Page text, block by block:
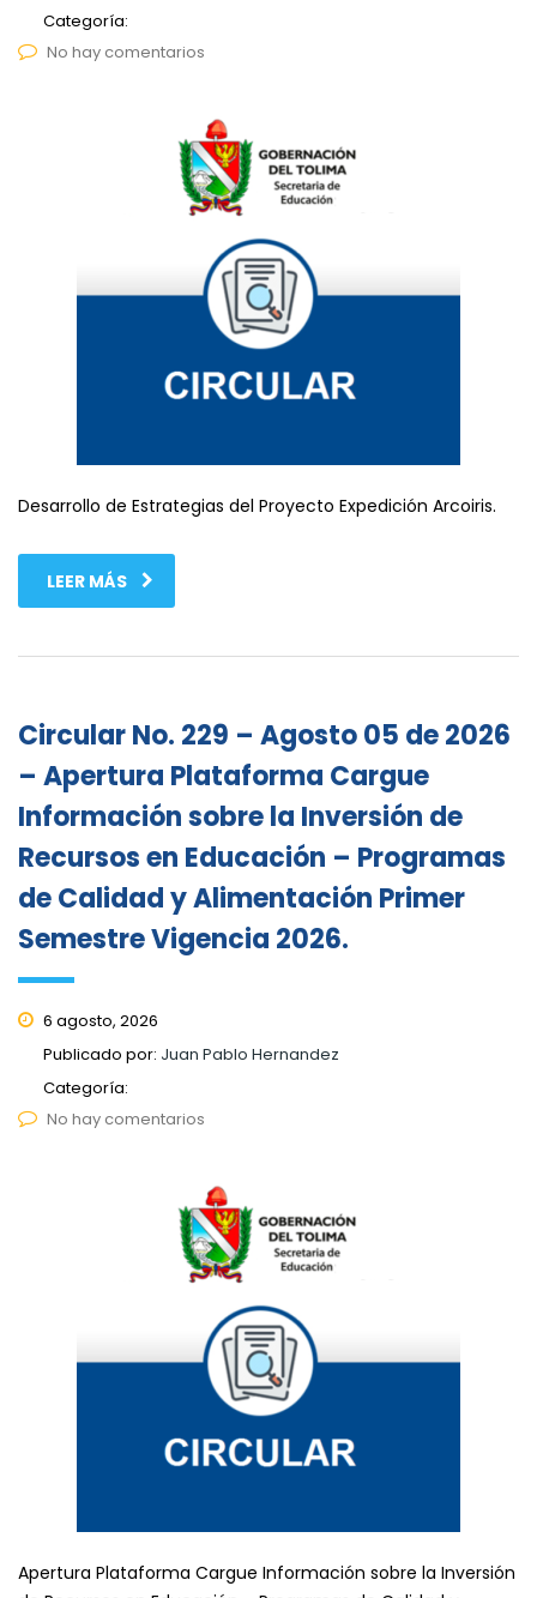
Categoría:
No hay comentarios
Desarrollo de Estrategias del Proyecto Expedición Arcoiris.
LEER MÁS
Circular No. 229 – Agosto 05 de 2026
– Apertura Plataforma Cargue
Información sobre la Inversión de
Recursos en Educación – Programas
de Calidad y Alimentación Primer
Semestre Vigencia 2026.
6 agosto, 2026
Publicado por: Juan Pablo Hernandez
Categoría:
No hay comentarios
Apertura Plataforma Cargue Información sobre la Inversión